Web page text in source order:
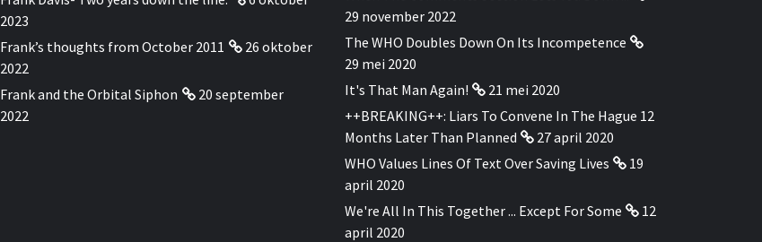
2023
Frank’s thoughts from October 2011
26 oktober
2022
Frank and the Orbital Siphon
20 september
2022
29 november 2022
The WHO Doubles Down On Its Incompetence
29 mei 2020
It's That Man Again!
21 mei 2020
++BREAKING++: Liars To Convene In The Hague 12
Months Later Than Planned
27 april 2020
WHO Values Lines Of Text Over Saving Lives
19
april 2020
We're All In This Together ... Except For Some
12
april 2020